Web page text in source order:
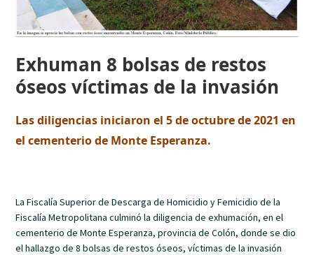
Exhuman 8 bolsas de restos
óseos víctimas de la invasión
Las diligencias iniciaron el 5 de octubre de 2021 en
el cementerio de Monte Esperanza.
La Fiscalía Superior de Descarga de Homicidio y Femicidio de la
Fiscalía Metropolitana culminó la diligencia de exhumación, en el
cementerio de Monte Esperanza, provincia de Colón, donde se dio
el hallazgo de 8 bolsas de restos óseos, víctimas de la invasión